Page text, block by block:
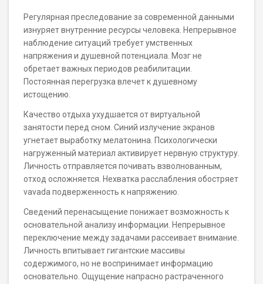
Регулярная преследование за современной данными
изнуряет внутренние ресурсы человека. Непрерывное
наблюдение ситуаций требует умственных
напряжения и душевной потенциала. Мозг не
обретает важных периодов реабилитации.
Постоянная перегрузка влечет к душевному
истощению.
Качество отдыха ухудшается от виртуальной
занятости перед сном. Синий излучение экранов
угнетает выработку мелатонина. Психологически
нагруженный материал активирует нервную структуру.
Личность отправляется почивать взволнованным,
отход осложняется. Нехватка расслабления обостряет
vavada подверженность к напряжению.
Сведений перенасыщение понижает возможность к
основательной анализу информации. Непрерывное
переключение между задачами рассеивает внимание.
Личность впитывает гигантские массивы
содержимого, но не воспринимает информацию
основательно. Ощущение напрасно растраченного